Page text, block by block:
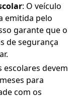
: O veículo
emitida pelo
garante que o
de segurança
escolares devem
para
com os